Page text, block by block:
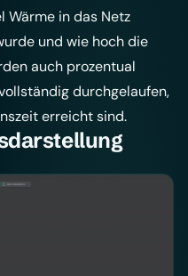
Wärme in das Netz
und wie hoch die
auch prozentual
durchgelaufen,
erreicht sind.